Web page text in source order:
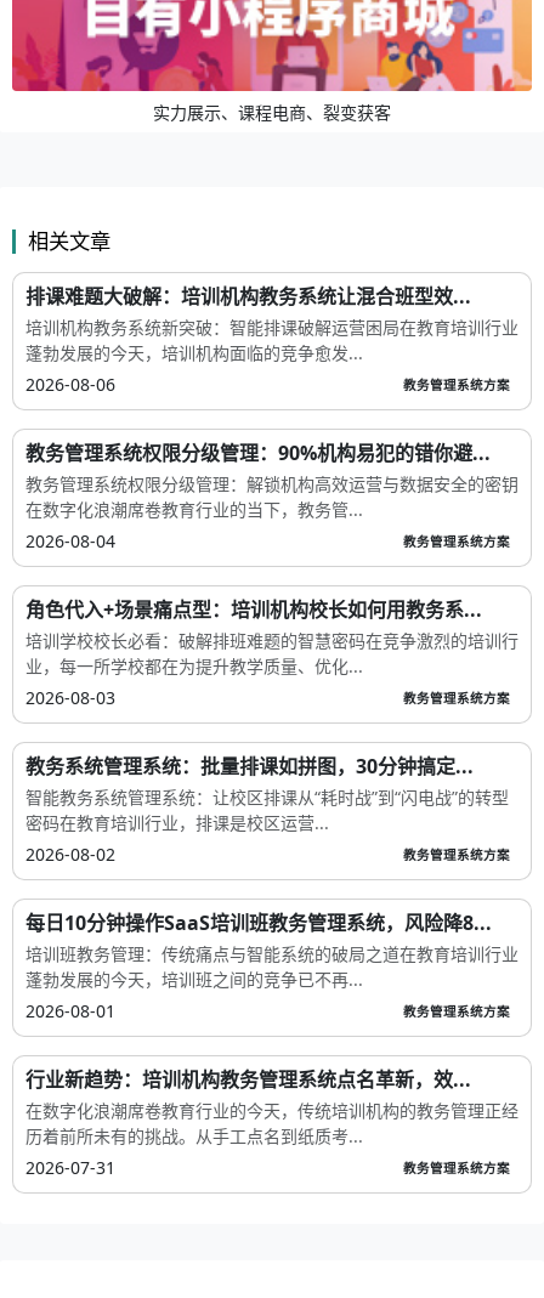
实力展示、课程电商、裂变获客
相关文章
排课难题大破解：培训机构教务系统让混合班型效...
培训机构教务系统新突破：智能排课破解运营困局在教育培训行业
蓬勃发展的今天，培训机构面临的竞争愈发...
2026-08-06
教务管理系统方案
教务管理系统权限分级管理：90%机构易犯的错你避...
教务管理系统权限分级管理：解锁机构高效运营与数据安全的密钥
在数字化浪潮席卷教育行业的当下，教务管...
2026-08-04
教务管理系统方案
角色代入+场景痛点型：培训机构校长如何用教务系...
培训学校校长必看：破解排班难题的智慧密码在竞争激烈的培训行
业，每一所学校都在为提升教学质量、优化...
2026-08-03
教务管理系统方案
教务系统管理系统：批量排课如拼图，30分钟搞定...
智能教务系统管理系统：让校区排课从“耗时战”到“闪电战”的转型
密码在教育培训行业，排课是校区运营...
2026-08-02
教务管理系统方案
每日10分钟操作SaaS培训班教务管理系统，风险降8...
培训班教务管理：传统痛点与智能系统的破局之道在教育培训行业
蓬勃发展的今天，培训班之间的竞争已不再...
2026-08-01
教务管理系统方案
行业新趋势：培训机构教务管理系统点名革新，效...
在数字化浪潮席卷教育行业的今天，传统培训机构的教务管理正经
历着前所未有的挑战。从手工点名到纸质考...
2026-07-31
教务管理系统方案